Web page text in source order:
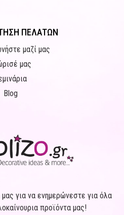
ΠΕΛΑΤΩΝ
μαζί μας
μας
Blog
για να ενημερώνεστε για όλα
προϊόντα μας!